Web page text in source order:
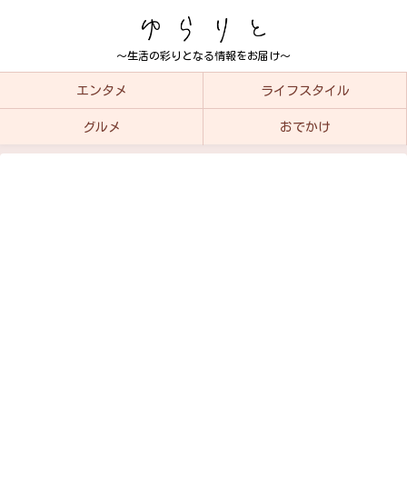
～生活の彩りとなる情報をお届け～
エンタメ ライフスタイル
グルメ おでかけ